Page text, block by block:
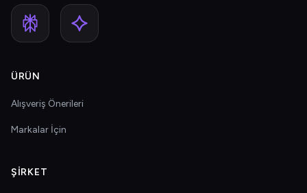
ÜRÜN
Alışveriş Önerileri
Markalar İçin
ŞIRKET